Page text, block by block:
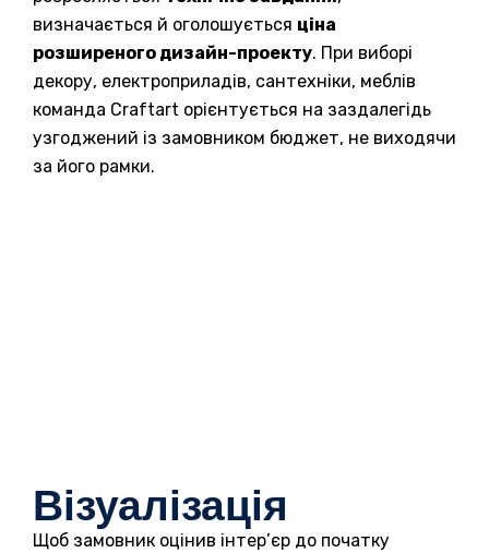
визначається й оголошується ціна
розширеного дизайн-проекту. При виборі
декору, електроприладів, сантехніки, меблів
команда Craftart орієнтується на заздалегідь
узгоджений із замовником бюджет, не виходячи
за його рамки.
Візуалізація
Щоб замовник оцінив інтер’єр до початку